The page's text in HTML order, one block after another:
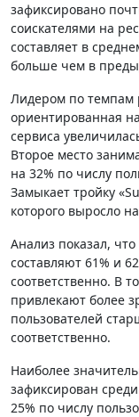
зафиксировано
соискателями на
составляет в
больше чем в
Лидером по темпам
ориентированная
сервиса
Второе место
на 32% по числу
Замыкает тройку
которого выросло
Анализ показал,
составляют 61% и
соответственно. В
привлекают более
пользователей
соответственно.
Наиболее
зафиксирован
25% по числу